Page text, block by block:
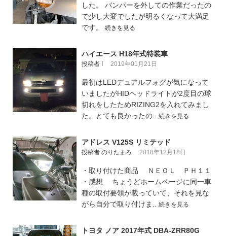
した。 バンパーを外しての作業だったの
で少し大変でしたが明るくなって大満足
です。 続きを見る
ハイエース H18年式特装車
投稿者 I 2019年01月21日
最初はLEDデュアルフォグが気になって
いましたがHIDヘッドライトが2度目の球
切れをしたためRIZING2を入れてみまし
た。とても良かったの.. 続きを見る
アドレス V125S リミテッド
投稿者 のりたまろ 2018年12月18日
・取り付けた商品 ＮＥＯＬ ＰＨ１１
・感想 ちょうどホームページに同一車
種の取付要領が載っていて、それを見な
がら自分で取り付けま.. 続きを見る
トヨタ ノア 2017年式 DBA-ZRR80G